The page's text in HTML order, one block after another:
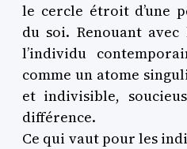
le cercle étroit d’une
du soi. Renouant
l’individu
comme un atome
et indivisible,
différence.
Ce qui vaut pour les